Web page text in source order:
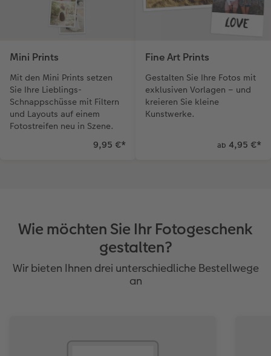
Mini Prints
Mit den Mini Prints setzen
Sie Ihre Lieblings-
Schnappschüsse mit Filtern
und Layouts auf einem
Fotostreifen neu in Szene.
9,95 €*
Fine Art Prints
Gestalten Sie Ihre Fotos mit
exklusiven Vorlagen – und
kreieren Sie kleine
Kunstwerke.
ab 4,95 €*
Wie möchten Sie Ihr Fotogeschenk
gestalten?
Wir bieten Ihnen drei unterschiedliche Bestellwege
an